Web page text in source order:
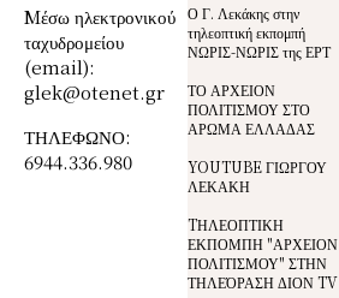
Mέσω ηλεκτρονικού
ταχυδρομείου
(email):
glek@otenet.gr
ΤΗΛΕΦΩΝΟ:
6944.336.980
Ο Γ. Λεκάκης στην
τηλεοπτική εκπομπή
ΝΩΡΙΣ-ΝΩΡΙΣ της ΕΡΤ
ΤΟ ΑΡΧΕΙΟΝ
ΠΟΛΙΤΙΣΜΟΥ ΣΤΟ
ΑΡΩΜΑ ΕΛΛΑΔΑΣ
YOUTUBE ΓΙΩΡΓΟΥ
ΛΕΚΑΚΗ
TΗΛΕΟΠΤΙΚΗ
ΕΚΠΟΜΠΗ "ΑΡΧΕΙΟΝ
ΠΟΛΙΤΙΣΜΟΥ" ΣΤΗΝ
ΤΗΛΕΌΡΑΣΗ ΔΙΟΝ TV